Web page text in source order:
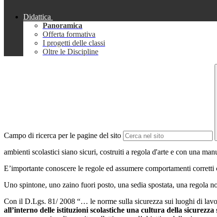
Didattica
Panoramica
Offerta formativa
I progetti delle classi
Oltre le Discipline
Campo di ricerca per le pagine del sito
ambienti scolastici siano sicuri, costruiti a regola d'arte e con una
E’importante conoscere le regole ed assumere comportamenti
Uno spintone, uno zaino fuori posto, una sedia spostata, una regola
Con il D.Lgs. 81/ 2008 “… le norme sulla sicurezza sui luoghi di
all’interno delle istituzioni scolastiche una cultura della sicurezza